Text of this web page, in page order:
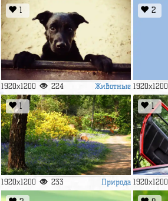
1
1920x1200 224 Животные
2
1920x1200
1
1920x1200 233 Природа
1
1920x1200